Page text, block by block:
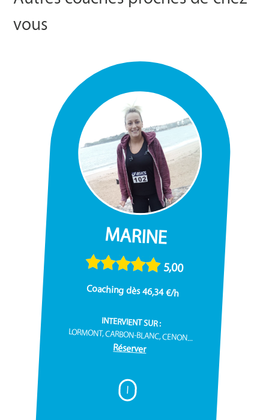
vous
MARINE
5,00
Coaching dès 46,34 €/h
INTERVIENT SUR :
LORMONT, CARBON-BLANC, CENON...
Réserver
I